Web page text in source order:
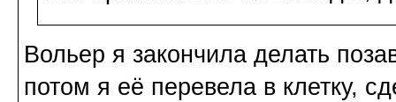
Вольер я закончила делать
потом я её перевела в клетку,